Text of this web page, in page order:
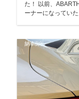
た！ 以前、ABARTHのオーナー様でしたが、この度、再び、オ
ーナーになってい
納車御礼